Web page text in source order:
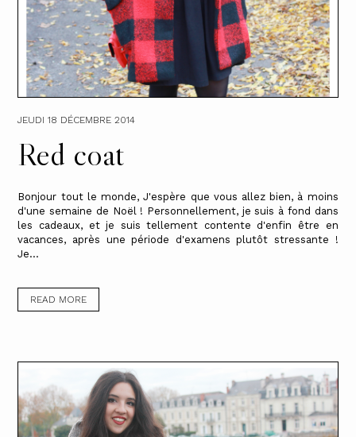
JEUDI 18 DÉCEMBRE 2014
Red coat
Bonjour tout le monde, J'espère que vous allez bien, à moins
d'une semaine de Noël ! Personnellement, je suis à fond dans
les cadeaux, et je suis tellement contente d'enfin être en
vacances, après une période d'examens plutôt stressante !
Je...
READ MORE